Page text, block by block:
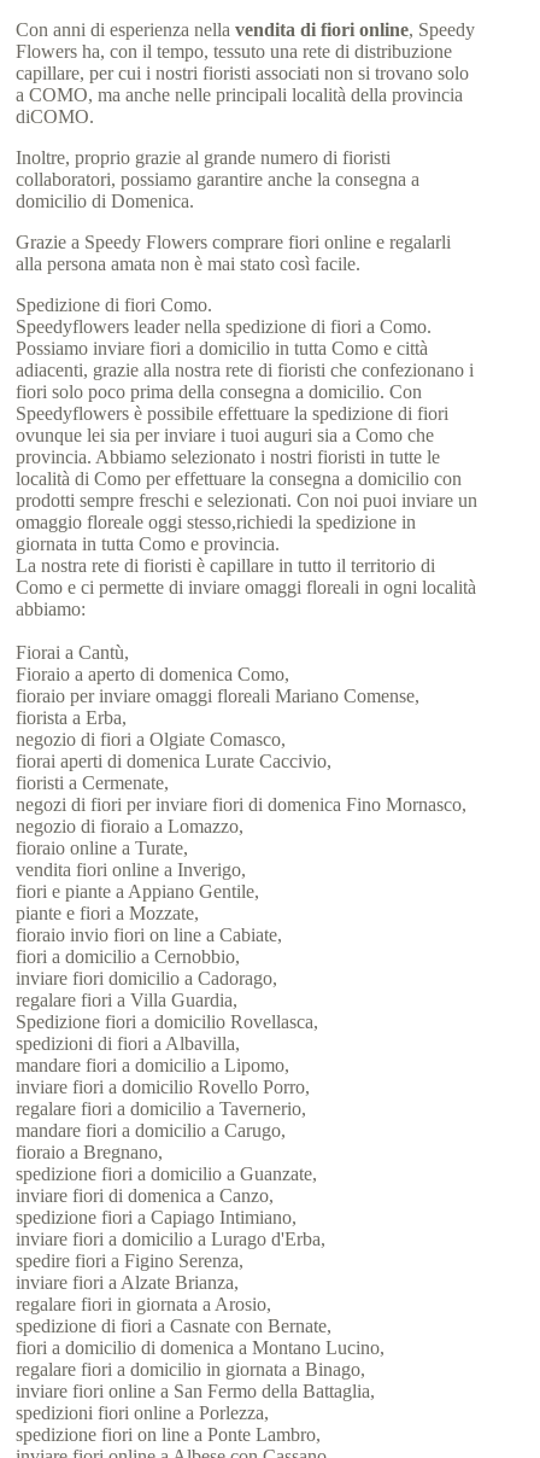
Con anni di esperienza nellavendita di fiori online, Speedy
Flowers ha, con il tempo, tessuto una rete di distribuzione
capillare, per cui i nostri fioristi associati non si trovano solo
a COMO, ma anche nelle principali località della provincia
diCOMO.
Inoltre, proprio grazie al grande numero di fioristi
collaboratori, possiamo garantire anche la consegna a
domicilio di Domenica.
Grazie a Speedy Flowers comprare fiori online e regalarli
alla persona amata non è mai stato così facile.
Spedizione di fiori Como.
Speedyflowers leader nella spedizione di fiori a Como.
Possiamo inviare fiori a domicilio in tutta Como e città
adiacenti, grazie alla nostra rete di fioristi che confezionano i
fiori solo poco prima della consegna a domicilio. Con
Speedyflowers è possibile effettuare la spedizione di fiori
ovunque lei sia per inviare i tuoi auguri sia a Como che
provincia. Abbiamo selezionato i nostri fioristi in tutte le
località di Como per effettuare la consegna a domicilio con
prodotti sempre freschi e selezionati. Con noi puoi inviare un
omaggio floreale oggi stesso,richiedi la spedizione in
giornata in tutta Como e provincia.
La nostra rete di fioristi è capillare in tutto il territorio di
Como e ci permette di inviare omaggi floreali in ogni località
abbiamo:
Fiorai a Cantù,
Fioraio a aperto di domenica Como,
fioraio per inviare omaggi floreali Mariano Comense,
fiorista a Erba,
negozio di fiori a Olgiate Comasco,
fiorai aperti di domenica Lurate Caccivio,
fioristi a Cermenate,
negozi di fiori per inviare fiori di domenica Fino Mornasco,
negozio di fioraio a Lomazzo,
fioraio online a Turate,
vendita fiori online a Inverigo,
fiori e piante a Appiano Gentile,
piante e fiori a Mozzate,
fioraio invio fiori on line a Cabiate,
fiori a domicilio a Cernobbio,
inviare fiori domicilio a Cadorago,
regalare fiori a Villa Guardia,
Spedizione fiori a domicilio Rovellasca,
spedizioni di fiori a Albavilla,
mandare fiori a domicilio a Lipomo,
inviare fiori a domicilio Rovello Porro,
regalare fiori a domicilio a Tavernerio,
mandare fiori a domicilio a Carugo,
fioraio a Bregnano,
spedizione fiori a domicilio a Guanzate,
inviare fiori di domenica a Canzo,
spedizione fiori a Capiago Intimiano,
inviare fiori a domicilio a Lurago d'Erba,
spedire fiori a Figino Serenza,
inviare fiori a Alzate Brianza,
regalare fiori in giornata a Arosio,
spedizione di fiori a Casnate con Bernate,
fiori a domicilio di domenica a Montano Lucino,
regalare fiori a domicilio in giornata a Binago,
inviare fiori online a San Fermo della Battaglia,
spedizioni fiori online a Porlezza,
spedizione fiori on line a Ponte Lambro,